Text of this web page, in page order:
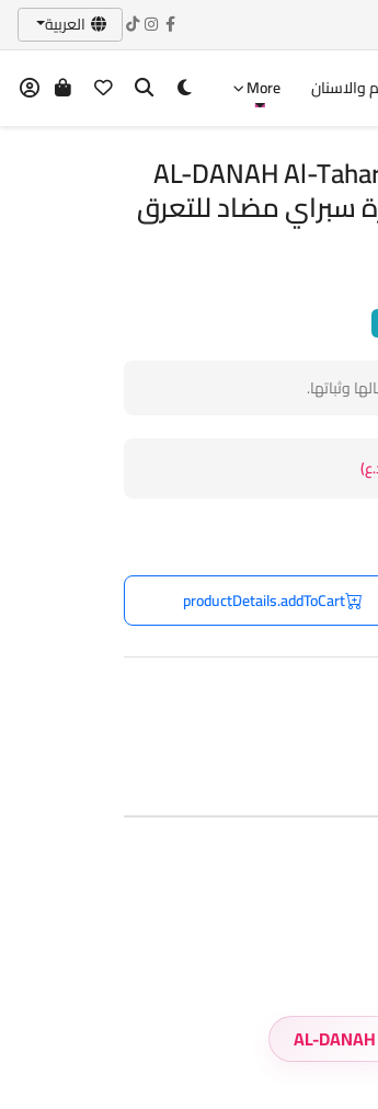
العربية
والاسنان More
AL-DANAH Al-
وثباتها.
productDetails.addToCart
AL-DANAH